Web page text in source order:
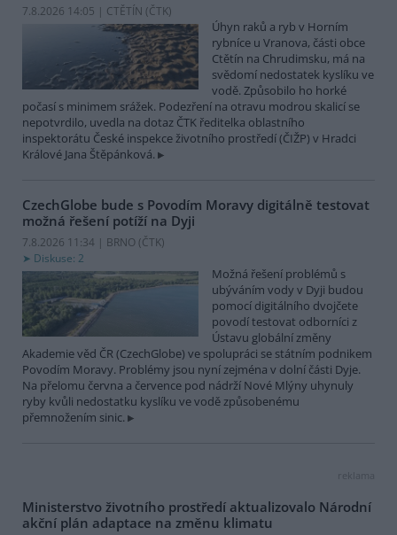
7.8.2026 14:05 | CTĚTÍN (ČTK)
Úhyn raků a ryb v Horním
rybníce u Vranova, části obce
Ctětín na Chrudimsku, má na
svědomí nedostatek kyslíku ve
vodě. Způsobilo ho horké
počasí s minimem srážek. Podezření na otravu modrou skalicí se
nepotvrdilo, uvedla na dotaz ČTK ředitelka oblastního
inspektorátu České inspekce životního prostředí (ČIŽP) v Hradci
Králové Jana Štěpánková.
CzechGlobe bude s Povodím Moravy digitálně testovat
možná řešení potíží na Dyji
7.8.2026 11:34 | BRNO (ČTK)
Diskuse: 2
Možná řešení problémů s
ubýváním vody v Dyji budou
pomocí digitálního dvojčete
povodí testovat odborníci z
Ústavu globální změny
Akademie věd ČR (CzechGlobe) ve spolupráci se státním podnikem
Povodím Moravy. Problémy jsou nyní zejména v dolní části Dyje.
Na přelomu června a července pod nádrží Nové Mlýny uhynuly
ryby kvůli nedostatku kyslíku ve vodě způsobenému
přemnožením sinic.
reklama
Ministerstvo životního prostředí aktualizovalo Národní
akční plán adaptace na změnu klimatu